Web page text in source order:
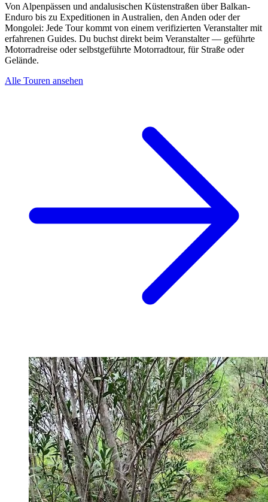
Von Alpenpässen und andalusischen Küstenstraßen über Balkan-
Enduro bis zu Expeditionen in Australien, den Anden oder der
Mongolei: Jede Tour kommt von einem verifizierten Veranstalter mit
erfahrenen Guides. Du buchst direkt beim Veranstalter — geführte
Motorradreise oder selbstgeführte Motorradtour, für Straße oder
Gelände.
Alle Touren ansehen